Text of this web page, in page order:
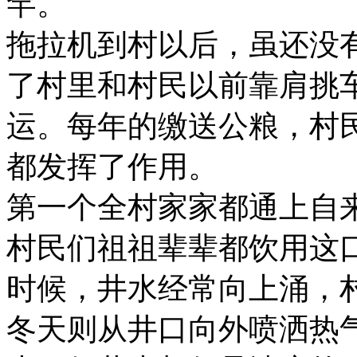
拖拉机到村以后，虽还没
了村里和村民以前靠肩挑
运。每年的缴送公粮，村
都发挥了作用。
第一个全村家家都通上自
村民们祖祖辈辈都饮用这
时候，井水经常向上涌，
冬天则从井口向外喷洒热